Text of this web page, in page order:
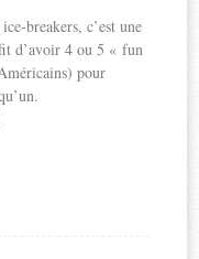
breakers, c’est une
d’avoir 4 ou 5 « fun
pour